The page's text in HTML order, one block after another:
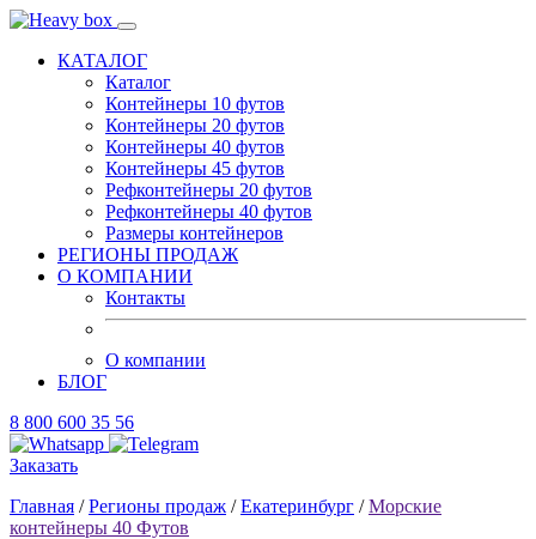
КАТАЛОГ
Каталог
Контейнеры 10 футов
Контейнеры 20 футов
Контейнеры 40 футов
Контейнеры 45 футов
Рефконтейнеры 20 футов
Рефконтейнеры 40 футов
Размеры контейнеров
РЕГИОНЫ ПРОДАЖ
О КОМПАНИИ
Контакты
О компании
БЛОГ
8 800 600 35 56
Заказать
Главная /Регионы продаж /Екатеринбург /Морские
контейнеры 40 Футов